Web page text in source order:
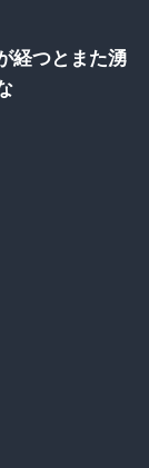
経つとまた湧